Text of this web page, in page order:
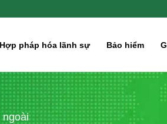
Hợp pháp hóa lãnh sự Bảo hiểm